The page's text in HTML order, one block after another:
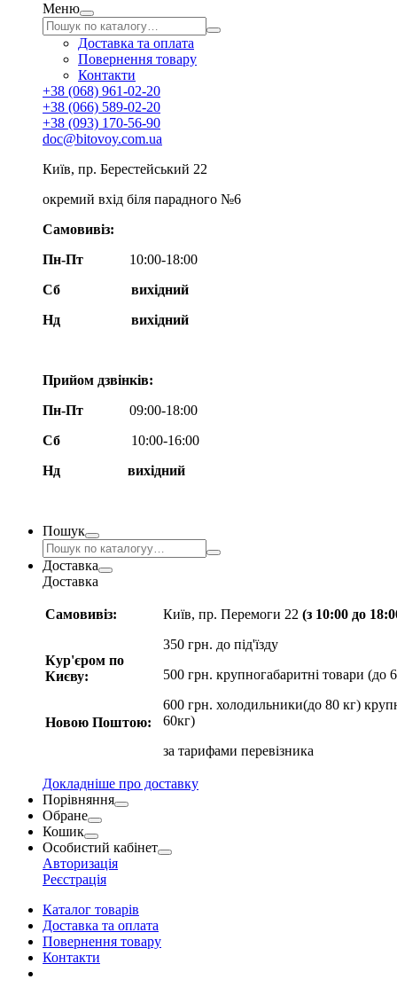
Меню
Доставка та оплата
Повернення товару
Контакти
+38 (068) 961-02-20
+38 (066) 589-02-20
+38 (093) 170-56-90
doc@bitovoy.com.ua
Київ, пр. Берестейський 22
окремий вхід біля парадного №6
Самовивіз:
Пн-Пт
10:00-18:00
Сб
вихідний
Нд
вихідний
Прийом дзвінків:
Пн-Пт
09:00-18:00
Сб
10:00-16:00
Нд вихідний
Пошук
Доставка
Доставка
Самовивіз:
Кур'єром по
Києву:
Новою Поштою:
Київ, пр. Перемоги 22 (з 10:00 до
350 грн. до під'їзду
500 грн. крупногабаритні товари (до
600 грн. холодильники(до 80 кг)
60кг)
за тарифами перевізника
Докладніше про доставку
Порівняння
Обране
Кошик
Особистий кабінет
Авторизація
Реєстрація
Каталог товарів
Доставка та оплата
Повернення товару
Контакти